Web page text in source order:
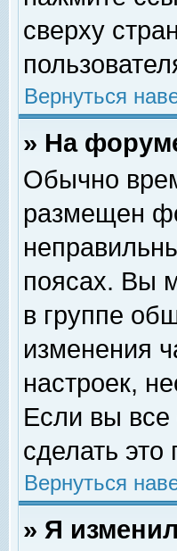
сверху
Вернуться
» На
Обычно
размещен
поясах. Вы
в группе
изменения
настроек,
Если вы все
сделать это
Вернуться
» Я